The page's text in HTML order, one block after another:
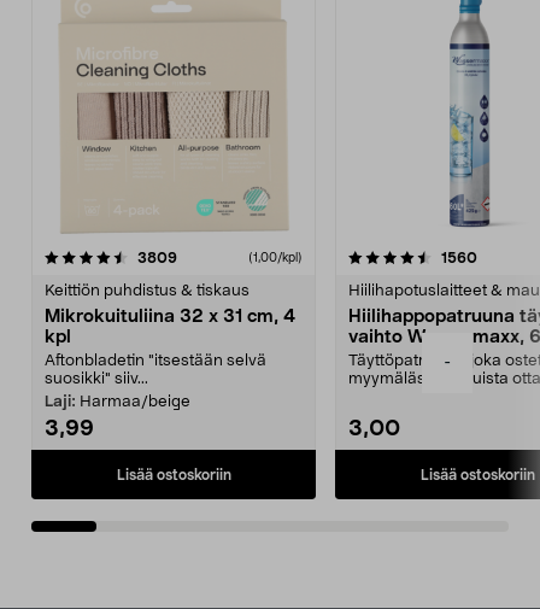
-
3809arvostelut (1,00/kpl)
Keittiön puhdistus & tiskaus
Mikrokuituliina 32 x 31 cm, 4
kpl
Aftonbladetin "itsestään selvä
suosikki" siiv...
Laji: Harmaa/beige
3,99
Lisää ostoskoriin
4.5viidestä
1560
Hiilihapotuslaitteet &
Hiilihappopatruuna
vaihto Wassermaxx,
Täyttöpatruuna, joka
myymälästä – muista
3,00
Lisää ostoskoriin
4.5viidestä